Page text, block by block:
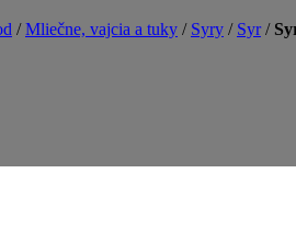
/Mliečne, vajcia a tuky / Syry / Syr /